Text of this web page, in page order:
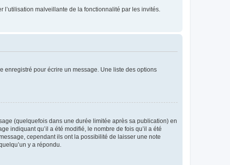
malveillante de la fonctionnalité par les invités.
enregistré pour écrire un message. Une liste des options
(quelquefois dans une durée limitée après sa publication) en
indiquant qu’il a été modifié, le nombre de fois qu’il a été
cependant ils ont la possibilité de laisser une note
y a répondu.